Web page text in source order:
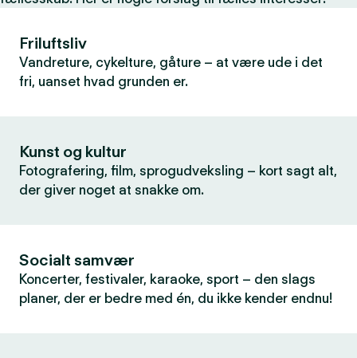
Friluftsliv
Vandreture, cykelture, gåture – at være ude i det
fri, uanset hvad grunden er.
Kunst og kultur
Fotografering, film, sprogudveksling – kort sagt alt,
der giver noget at snakke om.
Socialt samvær
Koncerter, festivaler, karaoke, sport – den slags
planer, der er bedre med én, du ikke kender endnu!